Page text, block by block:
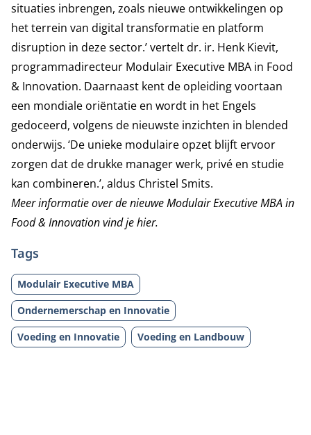
situaties inbrengen, zoals nieuwe ontwikkelingen op
het terrein van digital transformatie en platform
disruption in deze sector.’ vertelt dr. ir. Henk Kievit,
programmadirecteur Modulair Executive MBA in Food
& Innovation. Daarnaast kent de opleiding voortaan
een mondiale oriëntatie en wordt in het Engels
gedoceerd, volgens de nieuwste inzichten in blended
onderwijs. ‘De unieke modulaire opzet blijft ervoor
zorgen dat de drukke manager werk, privé en studie
kan combineren.’, aldus Christel Smits.
Meer informatie over de nieuwe Modulair Executive MBA in
Food & Innovation vind jehier.
Tags
Modulair Executive MBA
Ondernemerschap en Innovatie
Voeding en Innovatie
Voeding en Landbouw